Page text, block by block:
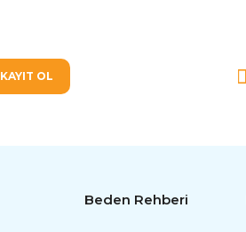
KAYIT OL
Beden Rehberi